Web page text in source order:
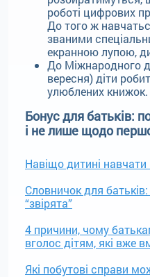
роботі цифрових
До того ж
званими
екранною лупою,
До Міжнародного
вересня) діти
улюблених книжок.
Бонус для батьків:
і не лише щодо
Навіщо дитині навчати
Словничок для
“звірята”
4 причини, чому
вголос дітям, які вже
Які побутові справи